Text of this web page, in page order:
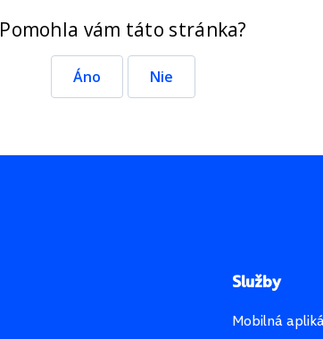
Pomohla vám táto stránka?
Áno Nie
Služby
Mobilná